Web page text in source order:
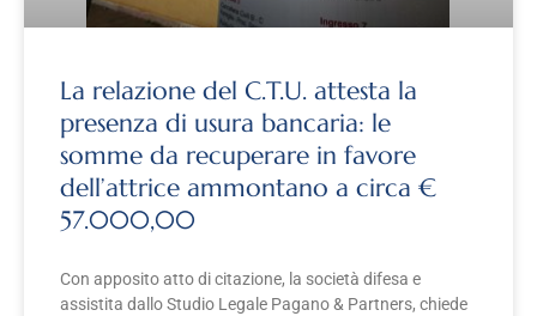
La relazione del C.T.U. attesta la
presenza di usura bancaria: le
somme da recuperare in favore
dell’attrice ammontano a circa €
57.000,00
Con apposito atto di citazione, la società difesa e
assistita dallo Studio Legale Pagano & Partners, chiede